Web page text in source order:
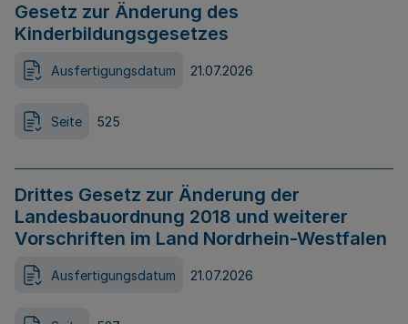
Gesetz zur Änderung des
Kinderbildungsgesetzes
Ausfertigungsdatum 21.07.2026
Seite 525
Drittes Gesetz zur Änderung der
Landesbauordnung 2018 und weiterer
Vorschriften im Land Nordrhein-Westfalen
Ausfertigungsdatum 21.07.2026